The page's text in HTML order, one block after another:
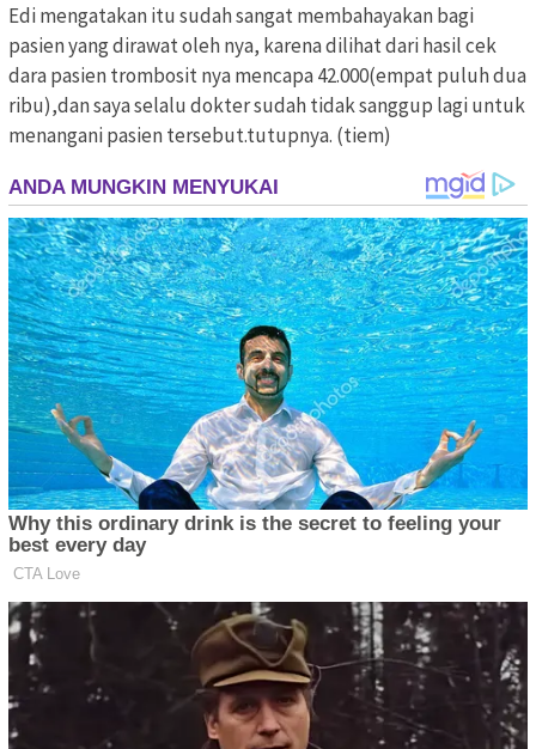
Edi mengatakan itu sudah sangat membahayakan bagi
pasien yang dirawat oleh nya, karena dilihat dari hasil cek
dara pasien trombosit nya mencapa 42.000(empat puluh dua
ribu),dan saya selalu dokter sudah tidak sanggup lagi untuk
menangani pasien tersebut.tutupnya. (tiem)